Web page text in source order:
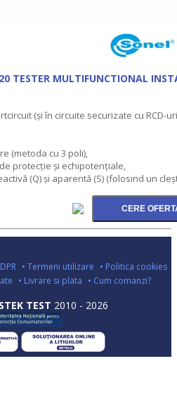
TESTER MULTIFUNCTIONAL
(şi în circuite securizate cu RCD-
(metoda cu 3 poli),
protecţie şi echipotenţiale,
(Q) şi aparentă (S) (folosind un
• Termeni utilizare • Politica cookies
• Livrare si plata • Cum comanzi?
TEST 2010 - 2026